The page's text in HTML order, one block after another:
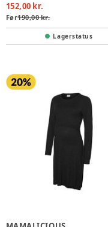
152,00 kr.
Før190,00 kr.
Lagerstatus